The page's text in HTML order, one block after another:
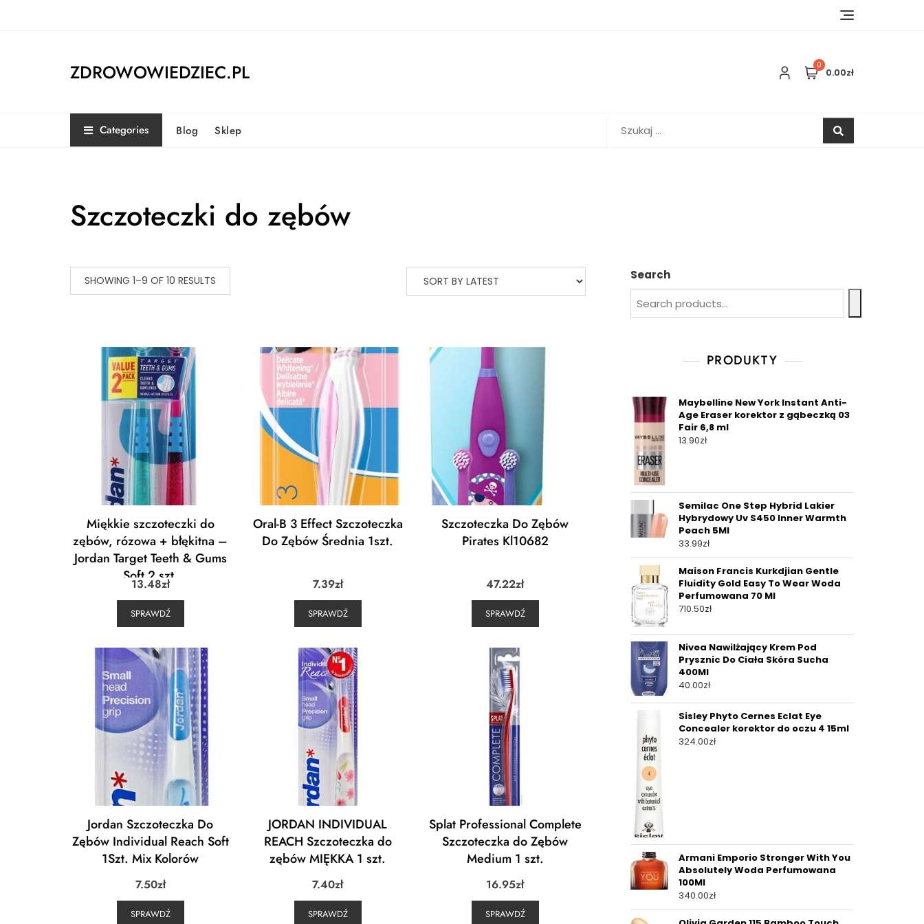
ZDROWOWIEDZIEC.PL 0
0.00zł
Categories Blog Sklep Szukaj:
Szczoteczki do zębów
SHOWING 1–9 OF 10 RESULTS
Miękkie szczoteczki do
zębów, rózowa + błękitna –
Jordan Target Teeth & Gums
Soft 2 szt.
13.48zł
SPRAWDŹ
Oral-B 3 Effect Szczoteczka
Do Zębów Średnia 1szt.
7.39zł
SPRAWDŹ
Szczoteczka Do Zębów
Pirates Kl10682
47.22zł
SPRAWDŹ
Jordan Szczoteczka Do
Zębów Individual Reach Soft
1Szt. Mix Kolorów
7.50zł
SPRAWDŹ
JORDAN INDIVIDUAL
REACH Szczoteczka do
zębów MIĘKKA 1 szt.
7.40zł
SPRAWDŹ
Splat Professional Complete
Szczoteczka do Zębów
Medium 1 szt.
16.95zł
SPRAWDŹ
Search
PRODUKTY
Maybelline New York Instant Anti-
Age Eraser korektor z gąbeczką 03
Fair 6,8 ml
13.90zł
Semilac One Step Hybrid Lakier
Hybrydowy Uv S450 Inner Warmth
Peach 5Ml
33.99zł
Maison Francis Kurkdjian Gentle
Fluidity Gold Easy To Wear Woda
Perfumowana 70 Ml
710.50zł
Nivea Nawilżający Krem Pod
Prysznic Do Ciała Skóra Sucha
400Ml
40.00zł
Sisley Phyto Cernes Eclat Eye
Concealer korektor do oczu 4 15ml
324.00zł
Armani Emporio Stronger With You
Absolutely Woda Perfumowana
100Ml
340.00zł